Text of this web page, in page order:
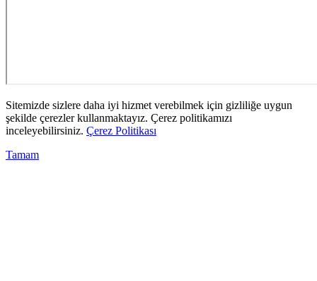
Sitemizde sizlere daha iyi hizmet verebilmek için gizliliğe uygun
şekilde çerezler kullanmaktayız. Çerez politikamızı
inceleyebilirsiniz. Çerez Politikası
Tamam